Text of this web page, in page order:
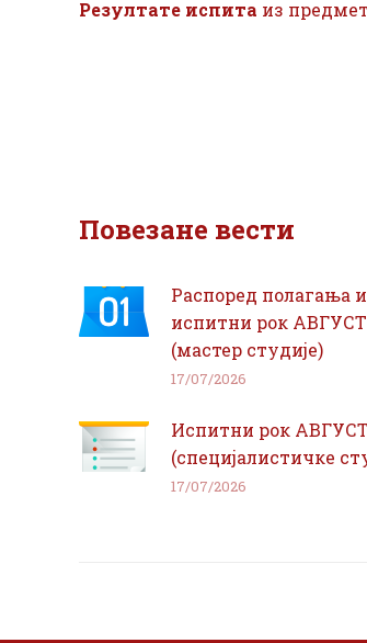
Резултате испита из
Повезане вести
Распоред полагања
испитни рок АВГУСТ
(мастер студије)
17/07/2026
Испитни рок АВГУСТ
(специјалистичке
17/07/2026